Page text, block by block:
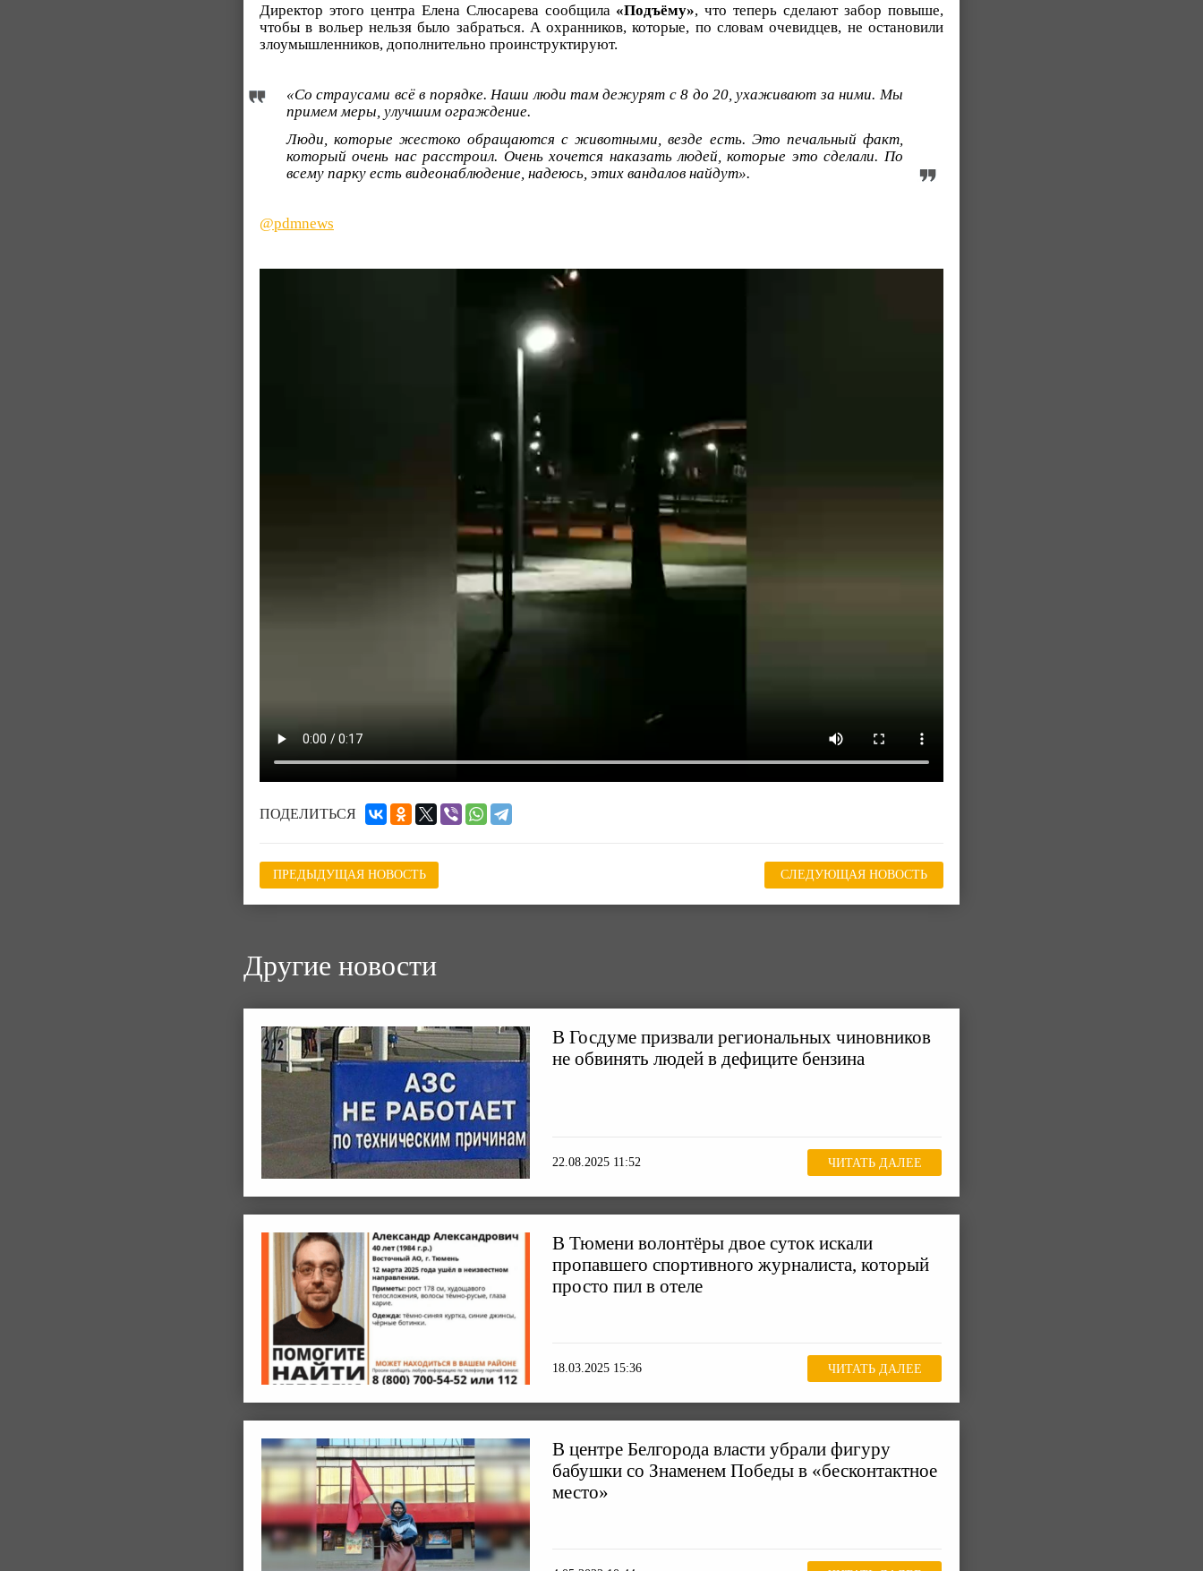
Директор этого центра Елена Слюсарева сообщила «Подъёму», что теперь сделают забор повыше,
чтобы в вольер нельзя было забраться. А охранников, которые, по словам очевидцев, не остановили
злоумышленников, дополнительно проинструктируют.
«Со страусами всё в порядке. Наши люди там дежурят с 8 до 20, ухаживают за ними. Мы
примем меры, улучшим ограждение.
Люди, которые жестоко обращаются с животными, везде есть. Это печальный факт,
который очень нас расстроил. Очень хочется наказать людей, которые это сделали. По
всему парку есть видеонаблюдение, надеюсь, этих вандалов найдут».
@pdmnews
ПОДЕЛИТЬСЯ
ПРЕДЫДУЩАЯ НОВОСТЬ СЛЕДУЮЩАЯ НОВОСТЬ
Другие новости
В Госдуме призвали региональных чиновников
не обвинять людей в дефиците бензина
22.08.2025 11:52 ЧИТАТЬ ДАЛЕЕ
В Тюмени волонтёры двое суток искали
пропавшего спортивного журналиста, который
просто пил в отеле
18.03.2025 15:36 ЧИТАТЬ ДАЛЕЕ
В центре Белгорода власти убрали фигуру
бабушки со Знаменем Победы в «бесконтактное
место»